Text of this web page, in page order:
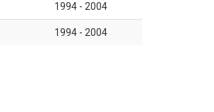
1994 - 2004
1994 - 2004